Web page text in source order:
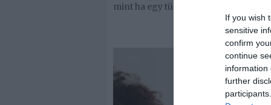
If you wish
sensitive
confirm
continue
information
further
mint ha egy tündérmeséből léptek